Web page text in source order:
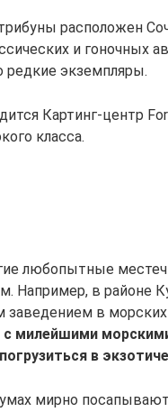
расположен
и гоночных
редкие экземпляры.
Картинг-центр
класса.
любопытные
Например, в районе
в морских
милейшими
в
мирно